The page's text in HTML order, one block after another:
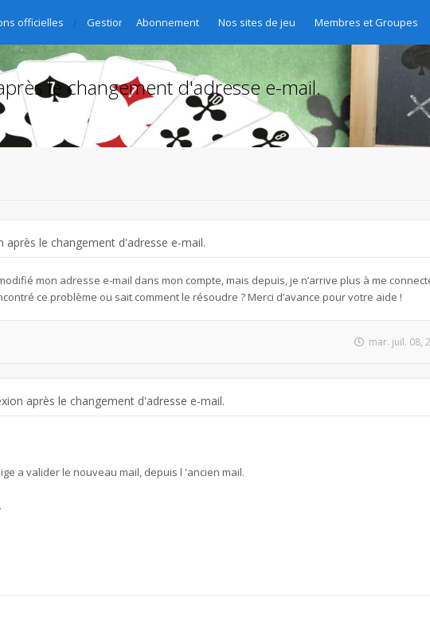
Abonnement Nos sites de jeu Membres et Groupes
officielles Gestion des abonnements - Abo-Verwaltung - Gestione delle
le changement d'adresse e-mail.
après le changement d'adresse e-mail.
mon adresse e-mail dans mon compte, mais depuis, je n’arrive plus à me
ce problème ou sait comment le résoudre ? Merci d’avance pour votre aide !
mar. juil. 08,
après le changement d'adresse e-mail.
a valider le nouveau mail, depuis l 'ancien mail.